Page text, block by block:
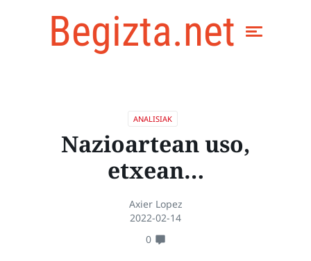
Begizta.net
ANALISIAK
Nazioartean uso,
etxean…
Axier Lopez
2022-02-14
0